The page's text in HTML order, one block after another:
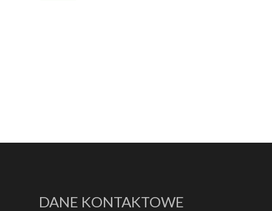
DANE KONTAKTOWE